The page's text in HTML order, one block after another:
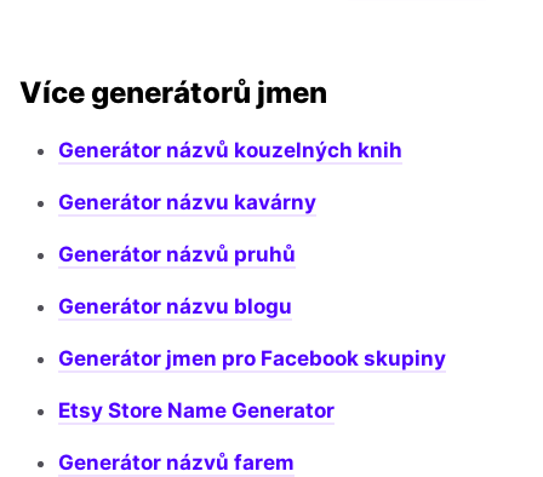
Více generátorů jmen
Generátor názvů kouzelných knih
Generátor názvu kavárny
Generátor názvů pruhů
Generátor názvu blogu
Generátor jmen pro Facebook skupiny
Etsy Store Name Generator
Generátor názvů farem